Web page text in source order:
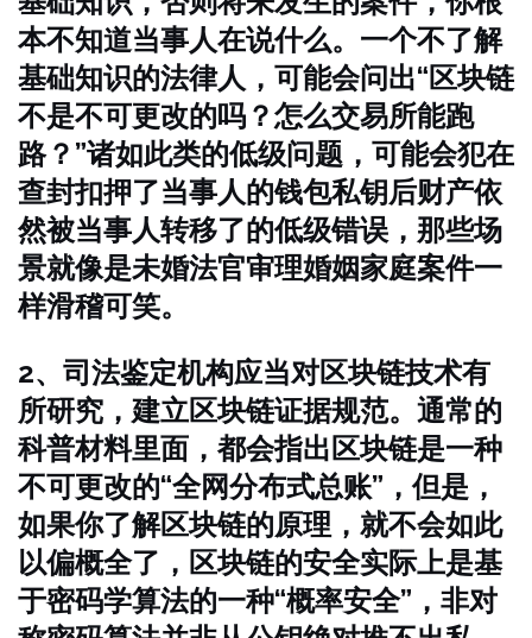
本不知道当事人在说什么。一个不了解
基础知识的法律人，可能会问出“区块链
不是不可更改的吗？怎么交易所能跑
路？”诸如此类的低级问题，可能会犯在
查封扣押了当事人的钱包私钥后财产依
然被当事人转移了的低级错误，那些场
景就像是未婚法官审理婚姻家庭案件一
样滑稽可笑。
2、司法鉴定机构应当对区块链技术有
所研究，建立区块链证据规范。通常的
科普材料里面，都会指出区块链是一种
不可更改的“全网分布式总账”，但是，
如果你了解区块链的原理，就不会如此
以偏概全了，区块链的安全实际上是基
于密码学算法的一种“概率安全”，非对